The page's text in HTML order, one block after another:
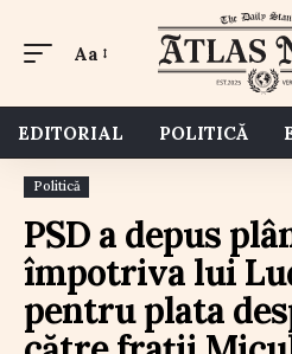
Aa
EDITORIAL POLITICĂ
Politică
PSD a depus
împotriva lui
pentru plata